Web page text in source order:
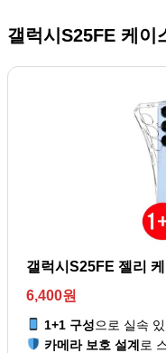
갤럭시S25FE 케이
갤럭시S25FE 젤리
6,400원
1+1 구성으로 실속
카메라 보호 설계로